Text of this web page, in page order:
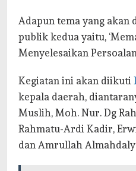
Adapun tema yang akan
publik kedua yaitu,
Menyelesaikan
Kegiatan ini akan diikuti
kepala daerah,
Muslih, Moh. Nur. Dg
Rahmatu-Ardi Kadir,
dan Amrullah